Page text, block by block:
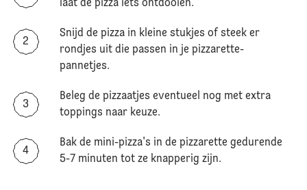
laat de pizza iets ontdooien.
Snijd de pizza in kleine stukjes of steek er
rondjes uit die passen in je pizzarette-
pannetjes.
Beleg de pizzaatjes eventueel nog met extra
toppings naar keuze.
Bak de mini-pizza's in de pizzarette gedurende
5-7 minuten tot ze knapperig zijn.